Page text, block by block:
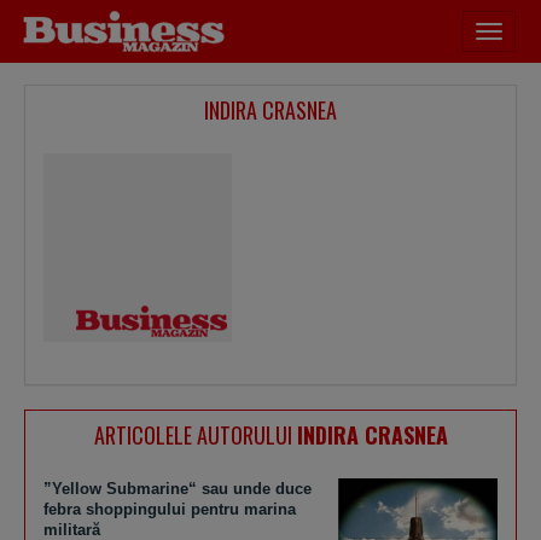
meniu
INDIRA CRASNEA
ARTICOLELE AUTORULUI INDIRA CRASNEA
”Yellow Submarine“ sau unde duce
febra shoppingului pentru marina
militară